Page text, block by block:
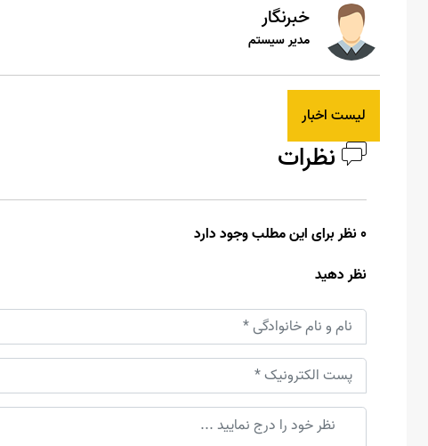
خبرنگار
مدیر سیستم
لیست اخبار
نظرات
0 نظر برای این مطلب وجود دارد
نظر دهید